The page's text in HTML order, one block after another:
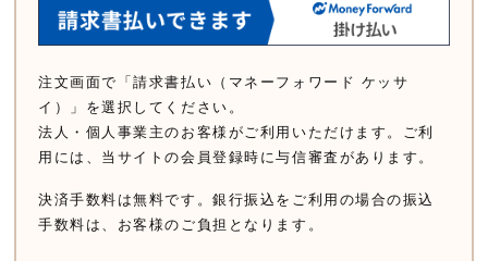
注文画面で「請求書払い（マネーフォワード ケッサ
イ）」を選択してください。
法人・個人事業主のお客様がご利用いただけます。ご利
用には、当サイトの会員登録時に与信審査があります。
決済手数料は無料です。銀行振込をご利用の場合の振込
手数料は、お客様のご負担となります。